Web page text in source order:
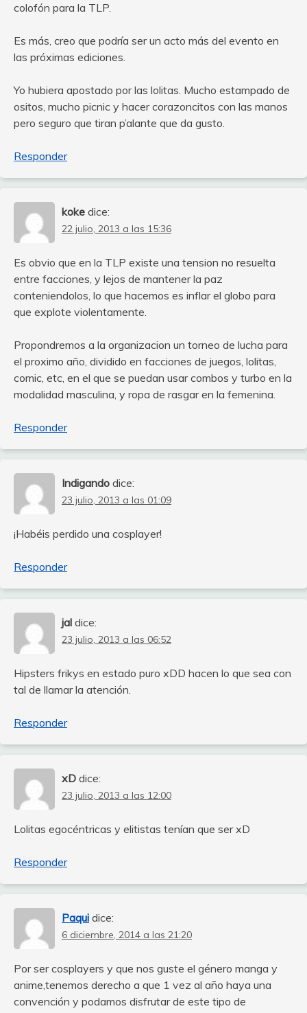
colofón para la TLP.
Es más, creo que podría ser un acto más del evento en
las próximas ediciones.
Yo hubiera apostado por las lolitas. Mucho estampado de
ositos, mucho picnic y hacer corazoncitos con las manos
pero seguro que tiran p’alante que da gusto.
Responder
koke dice:
22 julio, 2013 a las 15:36
Es obvio que en la TLP existe una tension no resuelta
entre facciones, y lejos de mantener la paz
conteniendolos, lo que hacemos es inflar el globo para
que explote violentamente.
Propondremos a la organizacion un torneo de lucha para
el proximo año, dividido en facciones de juegos, lolitas,
comic, etc, en el que se puedan usar combos y turbo en la
modalidad masculina, y ropa de rasgar en la femenina.
Responder
Indigando dice:
23 julio, 2013 a las 01:09
¡Habéis perdido una cosplayer!
Responder
jal dice:
23 julio, 2013 a las 06:52
Hipsters frikys en estado puro xDD hacen lo que sea con
tal de llamar la atención.
Responder
xD dice:
23 julio, 2013 a las 12:00
Lolitas egocéntricas y elitistas tenían que ser xD
Responder
Paqui dice:
6 diciembre, 2014 a las 21:20
Por ser cosplayers y que nos guste el género manga y
anime,tenemos derecho a que 1 vez al año haya una
convención y podamos disfrutar de este tipo de